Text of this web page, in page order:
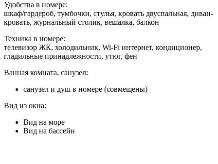
Удобства в номере:
шкаф/гардероб, тумбочки, стулья, кровать двуспальная, диван-
кровать, журнальный столик, вешалка, балкон
Техника в номере:
телевизор ЖК, холодильник, Wi-Fi интернет, кондиционер,
гладильные принадлежности, утюг, фен
Ванная комната, санузел:
санузел и душ в номере (совмещены)
Вид из окна:
Вид на море
Вид на бассейн